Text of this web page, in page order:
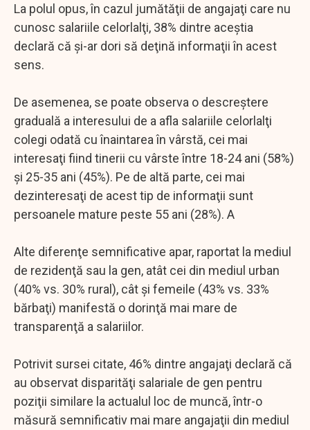
La polul opus, în cazul jumătăţii de angajaţi care nu
cunosc salariile celorlalţi, 38% dintre aceştia
declară că şi-ar dori să deţină informaţii în acest
sens.
De asemenea, se poate observa o descreştere
graduală a interesului de a afla salariile celorlalţi
colegi odată cu înaintarea în vârstă, cei mai
interesaţi fiind tinerii cu vârste între 18-24 ani (58%)
şi 25-35 ani (45%). Pe de altă parte, cei mai
dezinteresaţi de acest tip de informaţii sunt
persoanele mature peste 55 ani (28%). A
Alte diferenţe semnificative apar, raportat la mediul
de rezidenţă sau la gen, atât cei din mediul urban
(40% vs. 30% rural), cât şi femeile (43% vs. 33%
bărbaţi) manifestă o dorinţă mai mare de
transparenţă a salariilor.
Potrivit sursei citate, 46% dintre angajaţi declară că
au observat disparităţi salariale de gen pentru
poziţii similare la actualul loc de muncă, într-o
măsură semnificativ mai mare angajaţii din mediul